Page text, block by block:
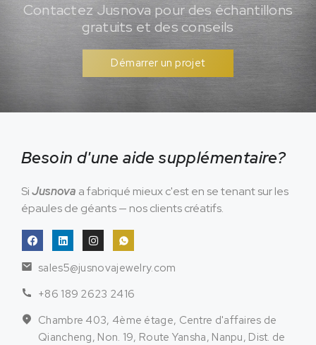
Contactez Jusnova pour des échantillons
gratuits et des conseils
Démarrer un projet
Besoin d'une aide supplémentaire?
SiJusnova a fabriqué mieux c'est en se tenant sur les
épaules de géants — nos clients créatifs.
sales5@jusnovajewelry.com
+86 189 2623 2416
Chambre 403, 4ème étage, Centre d'affaires de
Qiancheng, Non. 19, Route Yansha, Nanpu, Dist. de